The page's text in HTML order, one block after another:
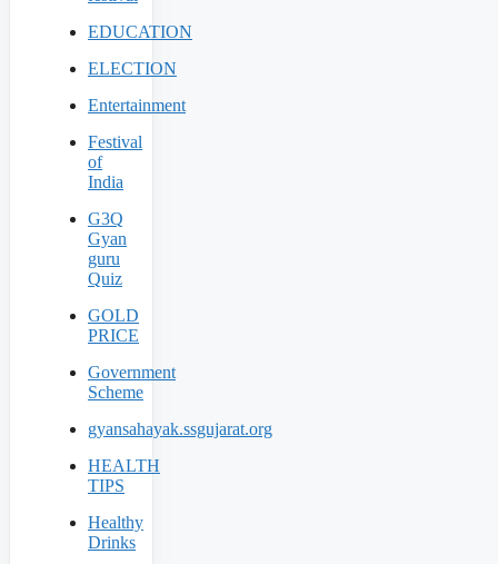
EDUCATION
ELECTION
Entertainment
Festival
of
India
G3Q
Gyan
guru
Quiz
GOLD
PRICE
Government
Scheme
gyansahayak.ssgujarat.org
HEALTH
TIPS
Healthy
Drinks